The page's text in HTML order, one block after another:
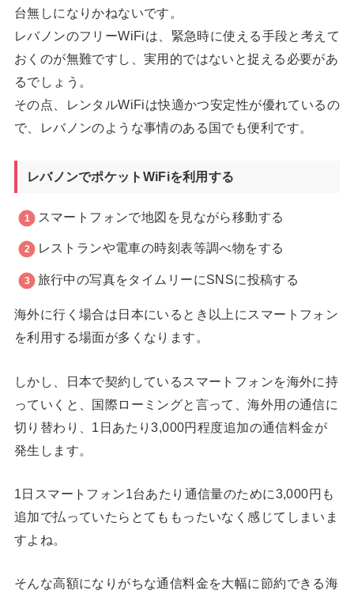
台無しになりかねないです。
レバノンのフリーWiFiは、緊急時に使える手段と考えて
おくのが無難ですし、実用的ではないと捉える必要があ
るでしょう。
その点、レンタルWiFiは快適かつ安定性が優れているの
で、レバノンのような事情のある国でも便利です。
レバノンでポケットWiFiを利用する
スマートフォンで地図を見ながら移動する
レストランや電車の時刻表等調べ物をする
旅行中の写真をタイムリーにSNSに投稿する
海外に行く場合は日本にいるとき以上にスマートフォン
を利用する場面が多くなります。
しかし、日本で契約しているスマートフォンを海外に持
っていくと、国際ローミングと言って、海外用の通信に
切り替わり、1日あたり3,000円程度追加の通信料金が
発生します。
1日スマートフォン1台あたり通信量のために3,000円も
追加で払っていたらとてももったいなく感じてしまいま
すよね。
そんな高額になりがちな通信料金を大幅に節約できる海